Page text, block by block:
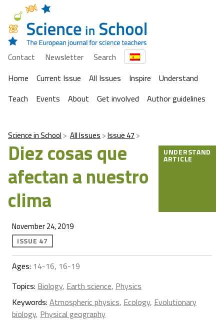
Contact Newsletter
Search
Home
Current Issue All Issues Inspire
Understand
Teach
Events About Get involved Author guidelines
Science in School All Issues Issue 47
Diez cosas que
afectan a nuestro
clima
UNDERSTAND
ARTICLE
November 24, 2019
ISSUE 47
Ages: 14-16, 16-19
Topics: Biology, Earth science, Physics
Keywords: Atmospheric physics, Ecology, Evolutionary
biology, Physical geography